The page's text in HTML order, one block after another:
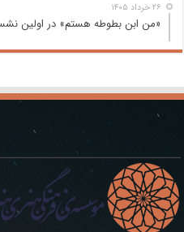
۲۶ خرداد ۱۴۰۵
«من ابن بطوطه هستم» در اولین